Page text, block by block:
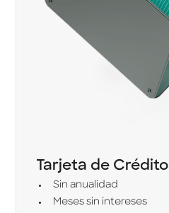
Tarjeta de Crédito
Sin anualidad
Meses sin intereses